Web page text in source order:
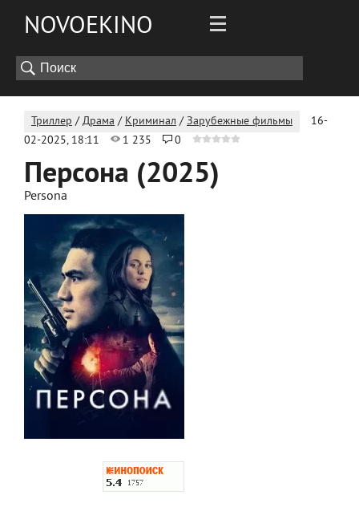
NOVOEKINO
Триллер /Драма / Криминал /Зарубежные фильмы
16-
02-2025, 18:11
1 235 0
Персона (2025)
Persona